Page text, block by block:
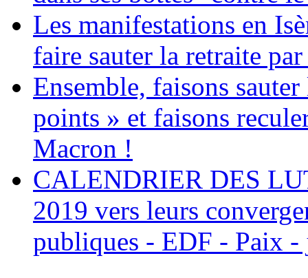
Les manifestations en
faire sauter la retraite
Ensemble, faisons
points » et faisons
Macron !
CALENDRIER DES
2019 vers leurs
publiques - EDF - Paix